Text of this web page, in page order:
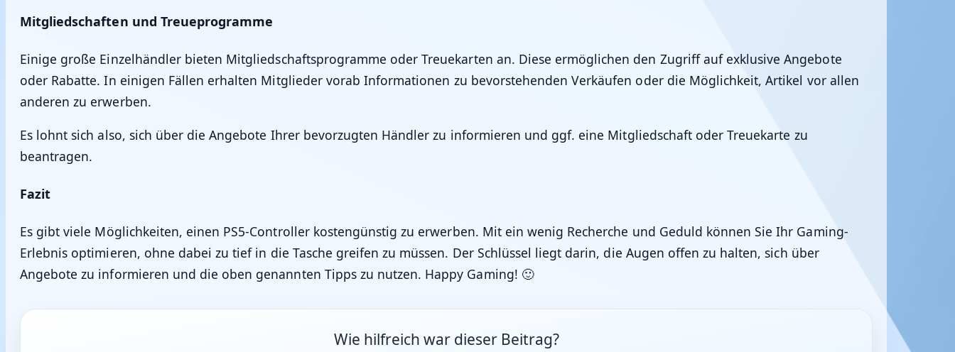
Mitgliedschaften und Treueprogramme
Einige große Einzelhändler bieten Mitgliedschaftsprogramme oder Treuekarten an. Diese ermöglichen den Zugriff auf exklusive Angebote
oder Rabatte. In einigen Fällen erhalten Mitglieder vorab Informationen zu bevorstehenden Verkäufen oder die Möglichkeit, Artikel vor allen
anderen zu erwerben.
Es lohnt sich also, sich über die Angebote Ihrer bevorzugten Händler zu informieren und ggf. eine Mitgliedschaft oder Treuekarte zu
beantragen.
Fazit
Es gibt viele Möglichkeiten, einen PS5-Controller kostengünstig zu erwerben. Mit ein wenig Recherche und Geduld können Sie Ihr Gaming-
Erlebnis optimieren, ohne dabei zu tief in die Tasche greifen zu müssen. Der Schlüssel liegt darin, die Augen offen zu halten, sich über
Angebote zu informieren und die oben genannten Tipps zu nutzen. Happy Gaming! 🙂
Wie hilfreich war dieser Beitrag?